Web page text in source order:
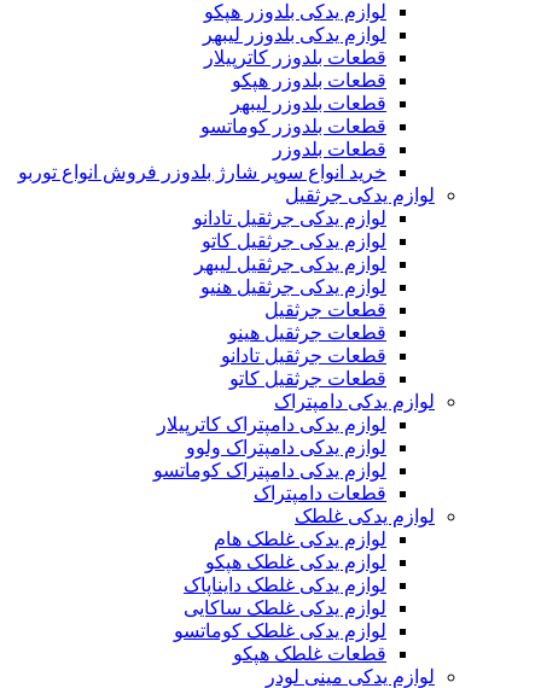
لوازم یدکی بلدوزر هپکو
لوازم یدکی بلدوزر لیبهر
قطعات بلدوزر کاترپیلار
قطعات بلدوزر هپکو
قطعات بلدوزر لیبهر
قطعات بلدوزر کوماتسو
قطعات بلدوزر
خرید انواع سوپر شارژ بلدوزر فروش انواع توربو
لوازم یدکی جرثقیل
لوازم یدکی جرثقیل تادانو
لوازم یدکی جرثقیل کاتو
لوازم یدکی جرثقیل لیبهر
لوازم یدکی جرثقیل هنیو
قطعات جرثقیل
قطعات جرثقیل هینو
قطعات جرثقیل تادانو
قطعات جرثقیل کاتو
لوازم یدکی دامپتراک
لوازم یدکی دامپتراک کاترپیلار
لوازم یدکی دامپتراک ولوو
لوازم یدکی دامپتراک کوماتسو
قطعات دامپتراک
لوازم یدکی غلطک
لوازم یدکی غلطک هام
لوازم یدکی غلطک هپکو
لوازم یدکی غلطک دایناپاک
لوازم یدکی غلطک ساکایی
لوازم یدکی غلطک کوماتسو
قطعات غلطک هپکو
لوازم یدکی مینی لودر